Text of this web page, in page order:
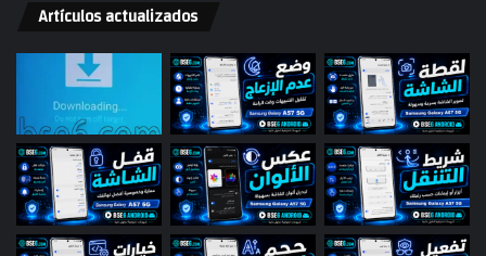
Artículos actualizados